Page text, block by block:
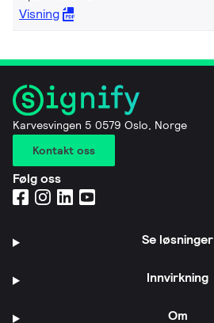
Visning
Karvesvingen 5 0579 Oslo, Norge
Kontakt oss
Følg oss
Se løsninger
Innvirkning
Om